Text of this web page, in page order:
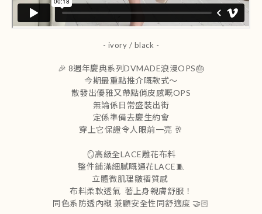
- ivory / black -
🎉 8週年慶典系列DVMADE浪漫OPS🎂
今期最重點推介嘅款式～
散發出優雅又帶點俏皮感嘅OPS
無論係日常盛裝出街
定係準備去慶生約會
穿上它保證令人眼前一亮 🥂
🪞高級全LACE雕花布料
整件鋪滿細膩嘅通花LACE🧵
立體微肌理皺褶質感
布料柔軟透氣 著上身親膚舒服！
同色系防透內襯 兼顧安全性同舒適度 🤝🏻